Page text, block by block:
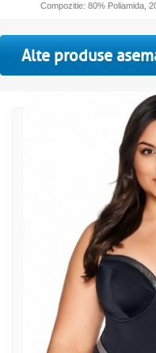
Compozitie: 80% Poliamida,
Alte produse